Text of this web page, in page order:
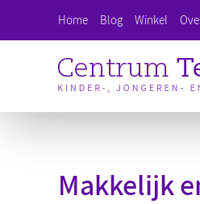
naar
Home Blog Winkel
Makkelijk